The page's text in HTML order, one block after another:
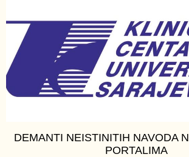
DEMANTI NEISTINITIH NAVODA
PORTALIMA